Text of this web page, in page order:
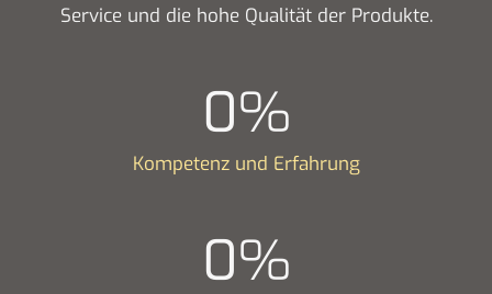
Service und die hohe Qualität der Produkte.
0%
Kompetenz und Erfahrung
0%